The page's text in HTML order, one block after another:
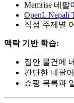
Memrise 네팔
OpenL Nepali
직접 주제별
맥락 기반 학습:
집안 물건에
간단한 네팔
쇼핑 목록과